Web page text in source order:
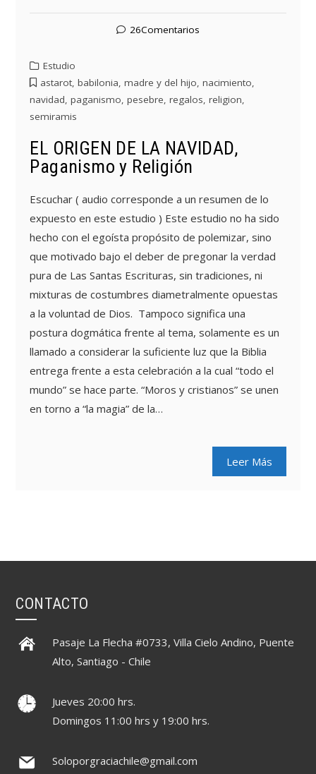
26Comentarios
Estudio
astarot,babilonia,madre y del hijo,nacimiento,
navidad,paganismo,pesebre,regalos,religion,
semiramis
EL ORIGEN DE LA NAVIDAD,
Paganismo y Religión
Escuchar ( audio corresponde a un resumen de lo
expuesto en este estudio ) Este estudio no ha sido
hecho con el egoísta propósito de polemizar, sino
que motivado bajo el deber de pregonar la verdad
pura de Las Santas Escrituras, sin tradiciones, ni
mixturas de costumbres diametralmente opuestas
a la voluntad de Dios. Tampoco significa una
postura dogmática frente al tema, solamente es un
llamado a considerar la suficiente luz que la Biblia
entrega frente a esta celebración a la cual “todo el
mundo” se hace parte. “Moros y cristianos” se unen
en torno a “la magia” de la…
Leer Más
CONTACTO
Pasaje La Flecha #0733, Villa Cielo Andino, Puente
Alto, Santiago - Chile
Jueves 20:00 hrs.
Domingos 11:00 hrs y 19:00 hrs.
Soloporgraciachile@gmail.com